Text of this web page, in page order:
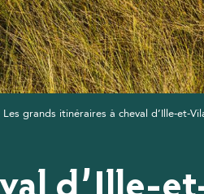
Les grands itinéraires à cheval d’Ille-et-